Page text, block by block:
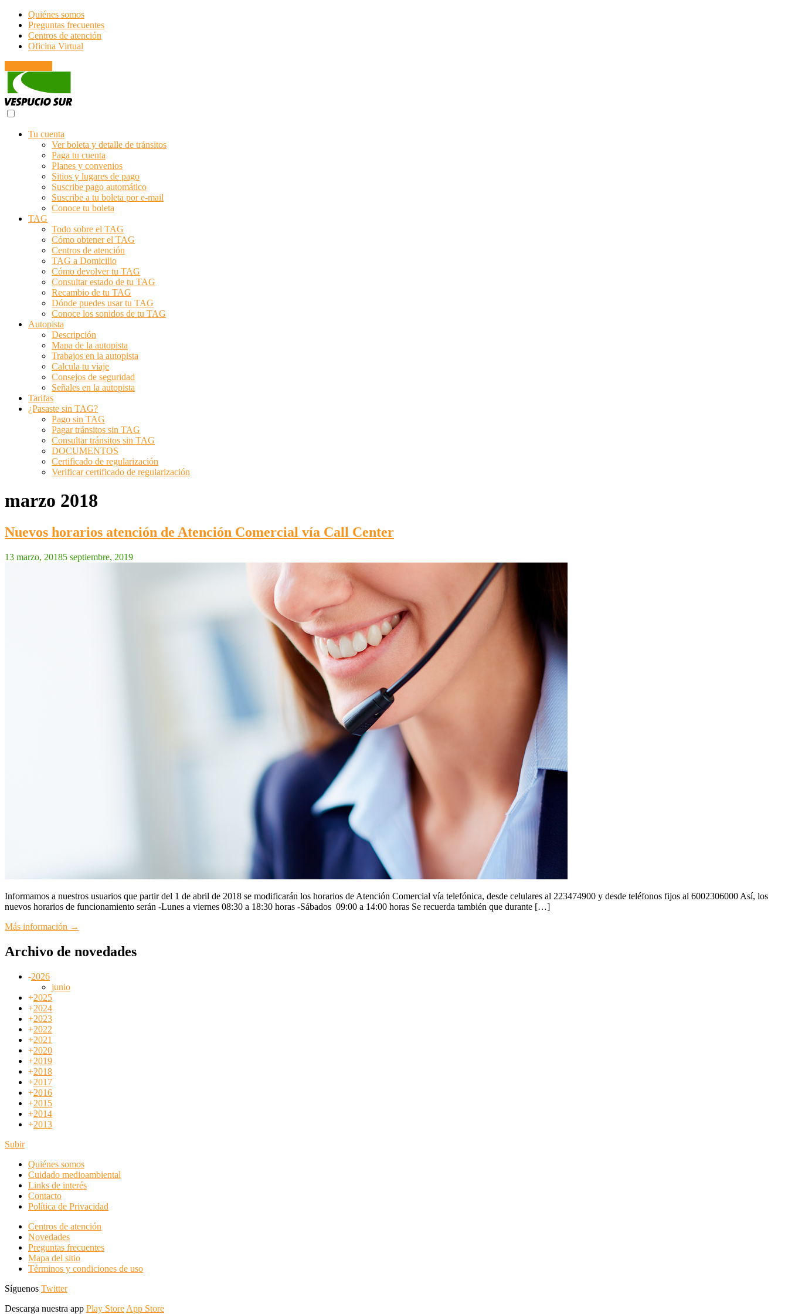
Quiénes somos
Preguntas frecuentes
Centros de atención
Oficina Virtual
Tu cuenta
Ver boleta y detalle de tránsitos
Paga tu cuenta
Planes y convenios
Sitios y lugares de pago
Suscribe pago automático
Suscribe a tu boleta por e-mail
Conoce tu boleta
TAG
Todo sobre el TAG
Cómo obtener el TAG
Centros de atención
TAG a Domicilio
Cómo devolver tu TAG
Consultar estado de tu TAG
Recambio de tu TAG
Dónde puedes usar tu TAG
Conoce los sonidos de tu TAG
Autopista
Descripción
Mapa de la autopista
Trabajos en la autopista
Calcula tu viaje
Consejos de seguridad
Señales en la autopista
Tarifas
¿Pasaste sin TAG?
Pago sin TAG
Pagar tránsitos sin TAG
Consultar tránsitos sin TAG
DOCUMENTOS
Certificado de regularización
Verificar certificado de regularización
marzo 2018
Nuevos horarios atención de Atención Comercial vía Call Center
13 marzo, 20185 septiembre, 2019
Informamos a nuestros usuarios que partir del 1 de abril de 2018 se modificarán los horarios de Atención Comercial vía telefónica, desde celulares al 223474900 y desde teléfonos fijos al 6002306000 Así, los
nuevos horarios de funcionamiento serán -Lunes a viernes 08:30 a 18:30 horas -Sábados 09:00 a 14:00 horas Se recuerda también que durante […]
Más información →
Archivo de novedades
-2026
junio
+2025
+2024
+2023
+2022
+2021
+2020
+2019
+2018
+2017
+2016
+2015
+2014
+2013
Subir
Quiénes somos
Cuidado medioambiental
Links de interés
Contacto
Política de Privacidad
Centros de atención
Novedades
Preguntas frecuentes
Mapa del sitio
Términos y condiciones de uso
Síguenos Twitter
Descarga nuestra app Play Store App Store